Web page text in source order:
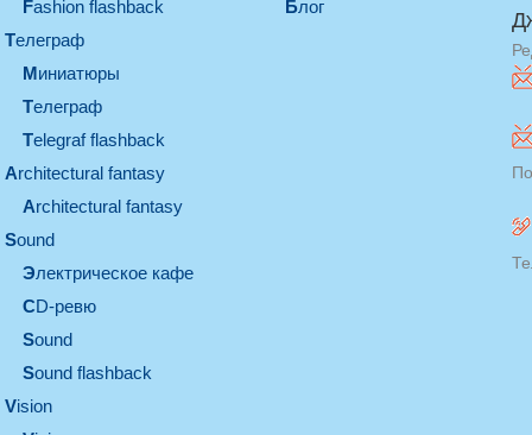
Fashion flashback
телеграф
миниатюры
телеграф
Telegraf flashback
architectural fantasy
architectural fantasy
sound
электрическое кафе
CD-ревю
sound
Sound flashback
vision
Блог